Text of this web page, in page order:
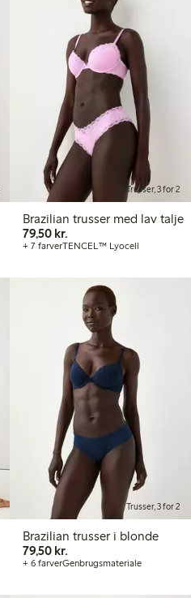
Trusser, 3 for 2
Brazilian trusser med lav talje
79,50 kr.79,50 kr.
+ 7 farverTENCEL™ Lyocell
Trusser, 3 for 2
Brazilian trusser i blonde
79,50 kr.79,50 kr.
+ 6 farverGenbrugsmateriale